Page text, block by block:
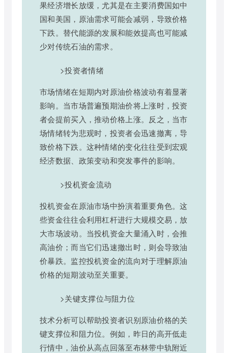
果经济增长放缓，尤其是在主要消费国如中
国和美国，原油需求可能会减弱，导致价格
下跌。替代能源的发展和能效提高也可能减
少对传统石油的需求。
>投资者情绪
市场情绪在短期内对原油价格波动有着显著
影响。当市场普遍预期油价将上涨时，投资
者会提前买入，推动价格上涨。反之，当市
场情绪转为悲观时，投资者会迅速撤离，导
致价格下跌。这种情绪的变化往往受到宏观
经济数据、政策变动和突发事件的影响。
>投机资金流动
投机资金在原油市场中扮演着重要角色。这
些资金往往会利用杠杆进行大规模交易，放
大市场波动。当投机资金大量涌入时，会推
高油价；而当它们迅速撤出时，则会导致油
价暴跌。监控投机资金的流向对于理解原油
价格的短期波动至关重要。
>关键支撑位与阻力位
技术分析可以帮助投资者识别原油价格的关
键支撑位和阻力位。例如，昨日的高开低走
行情中，油价从高点回落至布林带中轨附近